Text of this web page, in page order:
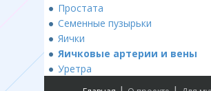
Простата
Семенные пузырьки
Яички
Яичковые артерии и вены
Уретра